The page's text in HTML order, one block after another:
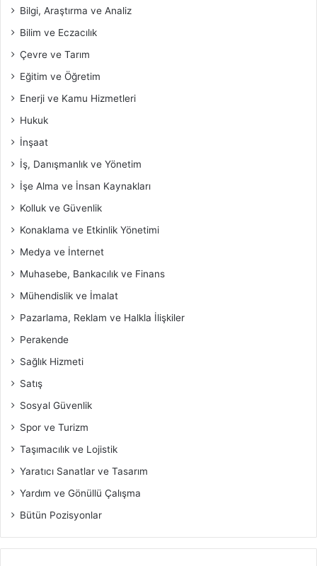
Bilgi, Araştırma ve Analiz
Bilim ve Eczacılık
Çevre ve Tarım
Eğitim ve Öğretim
Enerji ve Kamu Hizmetleri
Hukuk
İnşaat
İş, Danışmanlık ve Yönetim
İşe Alma ve İnsan Kaynakları
Kolluk ve Güvenlik
Konaklama ve Etkinlik Yönetimi
Medya ve İnternet
Muhasebe, Bankacılık ve Finans
Mühendislik ve İmalat
Pazarlama, Reklam ve Halkla İlişkiler
Perakende
Sağlık Hizmeti
Satış
Sosyal Güvenlik
Spor ve Turizm
Taşımacılık ve Lojistik
Yaratıcı Sanatlar ve Tasarım
Yardım ve Gönüllü Çalışma
Bütün Pozisyonlar